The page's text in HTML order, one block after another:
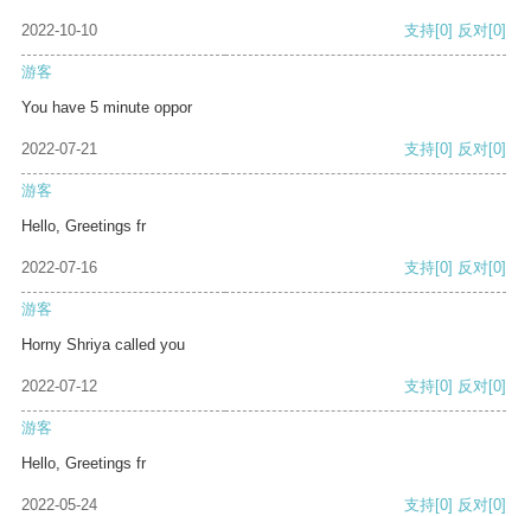
2022-10-10 支持[0] 反对[0]
游客
You have 5 minute oppor
2022-07-21 支持[0] 反对[0]
游客
Hello, Greetings fr
2022-07-16 支持[0] 反对[0]
游客
Horny Shriya called you
2022-07-12 支持[0] 反对[0]
游客
Hello, Greetings fr
2022-05-24 支持[0] 反对[0]